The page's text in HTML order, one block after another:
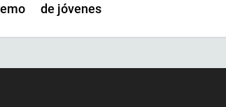
de jóvenes